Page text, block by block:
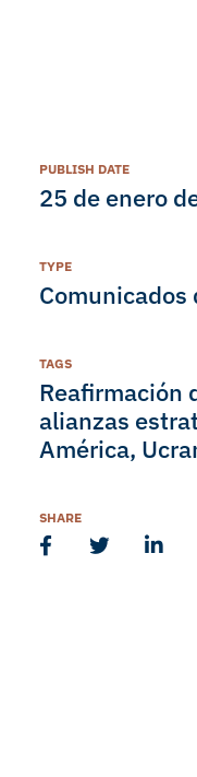
PUBLISH DATE
25 de enero
TYPE
Comunicados
TAGS
Reafirmación
alianzas
América,
SHARE